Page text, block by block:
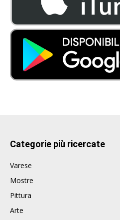
Categorie più ricercate
Varese
Mostre
Pittura
Arte